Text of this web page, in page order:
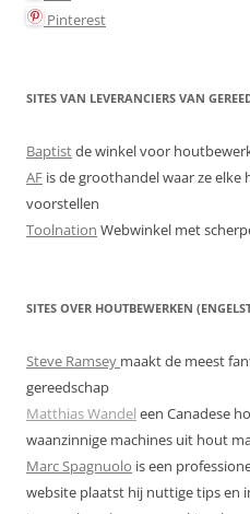
Pinterest
SITES VAN LEVERANCIERS VAN
Baptistde winkel voor
AF is de groothandel waar ze
voorstellen
Toolnation Webwinkel met
SITES OVER HOUTBEWERKEN
Steve Ramsey maakt de meest
gereedschap
Matthias Wandel een Canadese
waanzinnige machines uit hout
Marc Spagnuolo is een
website plaatst hij nuttige tips en